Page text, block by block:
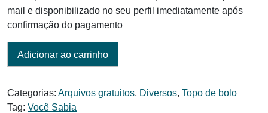
R$ 6,00.R$ 0,00.
mail e disponibilizado no seu perfil imediatamente após
confirmação do pagamento
Adicionar ao carrinho
Categorias: Arquivos gratuitos, Diversos, Topo de bolo
Tag: Você Sabia